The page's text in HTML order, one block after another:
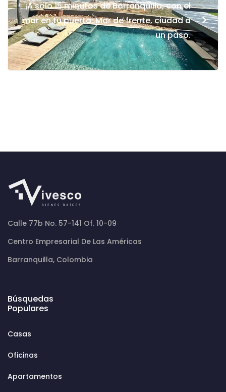
¡A solo 15 minutos de Barranquilla, con el
mar en tu puerta: Mar de frente, ciudad a
un paso.
>
Calle 77b No. 57-141 Of. 10-09
Centro Empresarial De Las Américas
Barranquilla, Colombia
Búsquedas
Populares
Casas
Oficinas
Apartamentos